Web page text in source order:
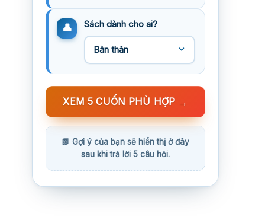
Sách dành cho ai?
XEM 5 CUỐN PHÙ HỢP →